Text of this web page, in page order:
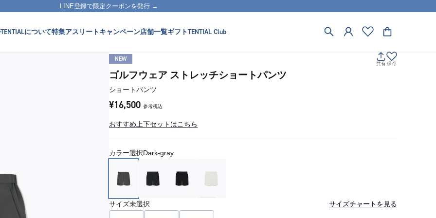
LINE登録で限定クーポンを発行 →
TENTIALについて特集アスリートキャンペーン店舗一覧ギフトTENTIAL Club
NEW
共有保存
ゴルフウェア ストレッチショートパンツ
ショートパンツ
¥16,500 参考税込
おすすめ上下セットはこちら
カラー選択Dark-gray
サイズ未選択 サイズチャートを見る